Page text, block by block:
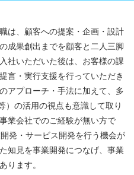
は、顧客への提案・企画・設計
成果創出までを顧客と二人三脚
社いただいた後は、お客様の課
言・実行支援を行っていただき
アプローチ・手法に加えて、多
）の活用の視点も意識して取り
業会社でのご経験が無い方で
発・サービス開発を行う機会が
知見を事業開発につなげ、事業
ります。